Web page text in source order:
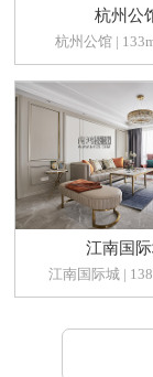
杭州公
杭州公馆 |
江南国
江南国际城 |